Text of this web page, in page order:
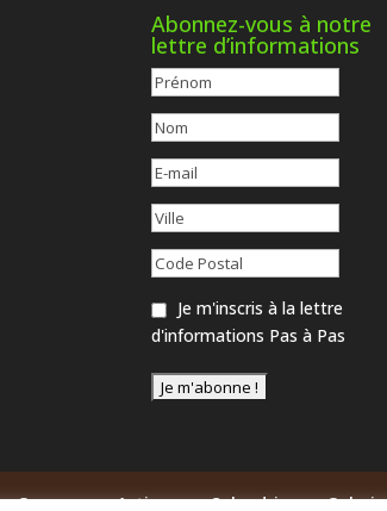
Abonnez-vous à notre
lettre d’informations
Je m'inscris à la lettre
d'informations Pas à Pas
Groupes Actions Calendrier Galerie